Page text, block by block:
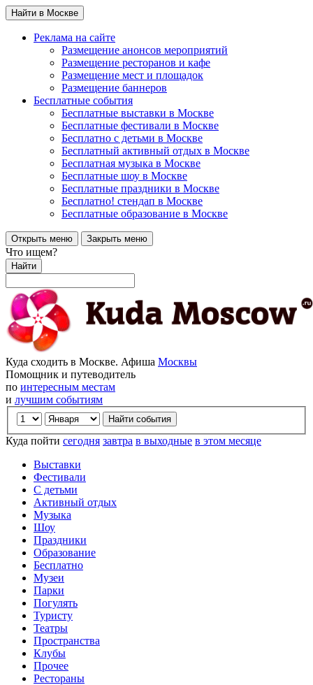
Найти в Москве
Реклама на сайте
Размещение анонсов мероприятий
Размещение ресторанов и кафе
Размещение мест и площадок
Размещение баннеров
Бесплатные события
Бесплатные выставки в Москве
Бесплатные фестивали в Москве
Бесплатно с детьми в Москве
Бесплатный активный отдых в Москве
Бесплатная музыка в Москве
Бесплатные шоу в Москве
Бесплатные праздники в Москве
Бесплатно! стендап в Москве
Бесплатные образование в Москве
Открыть меню Закрыть меню
Что ищем?
Найти
Куда сходить в Москве. Афиша Москвы
Помощник и путеводитель
по интересным местам
и лучшим событиям
Куда пойти сегодня завтра в выходные в этом месяце
Выставки
Фестивали
С детьми
Активный отдых
Музыка
Шоу
Праздники
Образование
Бесплатно
Музеи
Парки
Погулять
Туристу
Театры
Пространства
Клубы
Прочее
Рестораны